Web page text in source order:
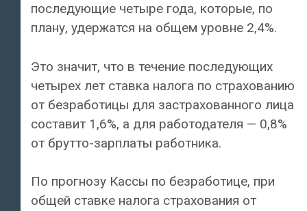
последующие четыре года, которые, по
плану, удержатся на общем уровне 2,4%.
Это значит, что в течение последующих
четырех лет ставка налога по страхованию
от безработицы для застрахованного лица
составит 1,6%, а для работодателя — 0,8%
от брутто-зарплаты работника.
По прогнозу Кассы по безработице, при
общей ставке налога страхования от